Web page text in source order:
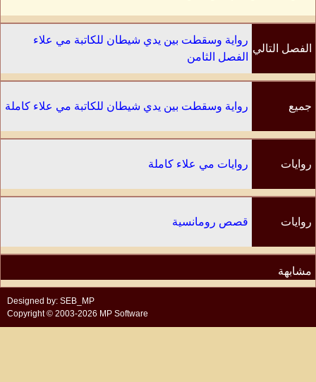
الفصل التالي
رواية وسقطت بين يدي شيطان للكاتبة مي علاء
الفصل الثامن
جميع رواية وسقطت بين يدي شيطان للكاتبة مي علاء كاملة
روايات روايات مي علاء كاملة
روايات
مشابهة
قصص رومانسية
Designed by: SEB_MP
Copyright © 2003-2026 MP Software